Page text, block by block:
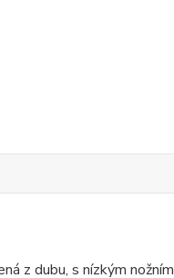
z dubu, s nízkým